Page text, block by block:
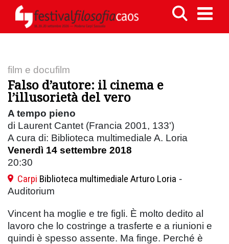
film e docufilm
Falso d’autore: il cinema e
l’illusorietà del vero
A tempo pieno
di Laurent Cantet (Francia 2001, 133')
A cura di: Biblioteca multimediale A. Loria
Venerdì 14 settembre 2018
20:30
Carpi Biblioteca multimediale Arturo Loria -
Auditorium
Vincent ha moglie e tre figli. È molto dedito al
lavoro che lo costringe a trasferte e a riunioni e
quindi è spesso assente. Ma finge. Perché è